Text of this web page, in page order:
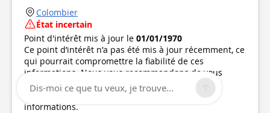
Colombier
État incertain
Point d'intérêt mis à jour le 01/01/1970
Ce point d’intérêt n'a pas été mis à jour récemment, ce
qui pourrait compromettre la fiabilité de ces
informations. Nous vous recommandons de vous
renseigner et de prendre toutes les précautions
nécessaires. Si vous en êtes l'auteur, vérifiez vos
informations.
Dis-moi ce que tu veux, je trouve...